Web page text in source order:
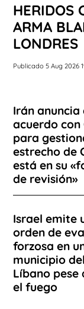
HERIDOS
ARMA
LONDRES
Publicado 5 Aug 2026
Irán anuncia
acuerdo con
para
estrecho de
está en su
de revisión»
Israel emite
orden de
forzosa en
municipio
Líbano pese
el fuego